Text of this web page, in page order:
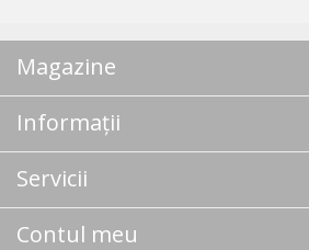
Magazine
Informații
Servicii
Contul meu